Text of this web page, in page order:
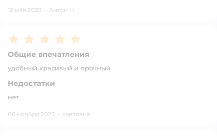
12 мая 2023 · Антон Н.
Рейтинг:5
Общие впечатления
удобный красивый и прочный
Недостатки
нет
08 ноября 2022 · светлана